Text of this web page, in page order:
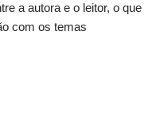
a autora e o leitor, o que
com os temas